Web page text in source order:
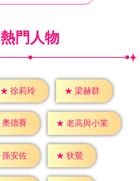
熱門人物
★ 徐莉玲 ★ 梁赫群
奧德賽 ★ 老高與小茉
孫安佐 ★ 狄鶯